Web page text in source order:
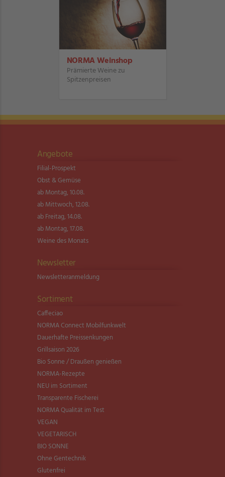
NORMA Weinshop
Prämierte Weine zu
Spitzenpreisen
Angebote
Filial-Prospekt
Obst & Gemüse
ab Montag, 10.08.
ab Mittwoch, 12.08.
ab Freitag, 14.08.
ab Montag, 17.08.
Weine des Monats
Newsletter
Newsletter­anmeldung
Sortiment
Caffeciao
NORMA Connect Mobilfunkwelt
Dauerhafte Preissenkungen
Grillsaison 2026
Bio Sonne / Draußen genießen
NORMA-Rezepte
NEU im Sortiment
Transparente Fischerei
NORMA Qualität im Test
VEGAN
VEGETARISCH
BIO SONNE
Ohne Gentechnik
Glutenfrei